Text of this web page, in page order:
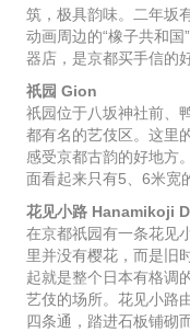
筑，极具韵味。二年坂
动画周边的“橡子共和
器店，是京都买手信的
祇园 Gion
祇园位于八坂神社前、
都有名的艺伎区。这里
感受京都古韵的好地方
面看起来只有5、6米宽
花见小路 Hanamikoji
在京都祇园有一条花见
里并没有樱花，而是旧
起就是整个日本有格调
艺伎的场所。花见小路
四条通，踏进石板铺砌